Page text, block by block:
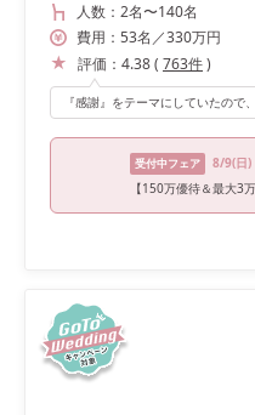
人数： 2名〜140名
費用： 53名 ／330万円
評価： 4.38( 763件)
受付中フェア 8/9(日)